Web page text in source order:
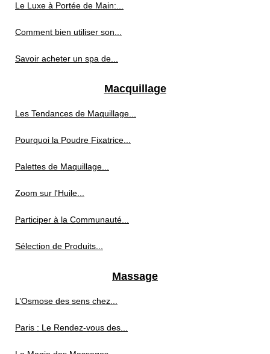
Le Luxe à Portée de Main:...
Comment bien utiliser son...
Savoir acheter un spa de...
Macquillage
Les Tendances de Maquillage...
Pourquoi la Poudre Fixatrice...
Palettes de Maquillage...
Zoom sur l'Huile...
Participer à la Communauté...
Sélection de Produits...
Massage
L’Osmose des sens chez...
Paris : Le Rendez-vous des...